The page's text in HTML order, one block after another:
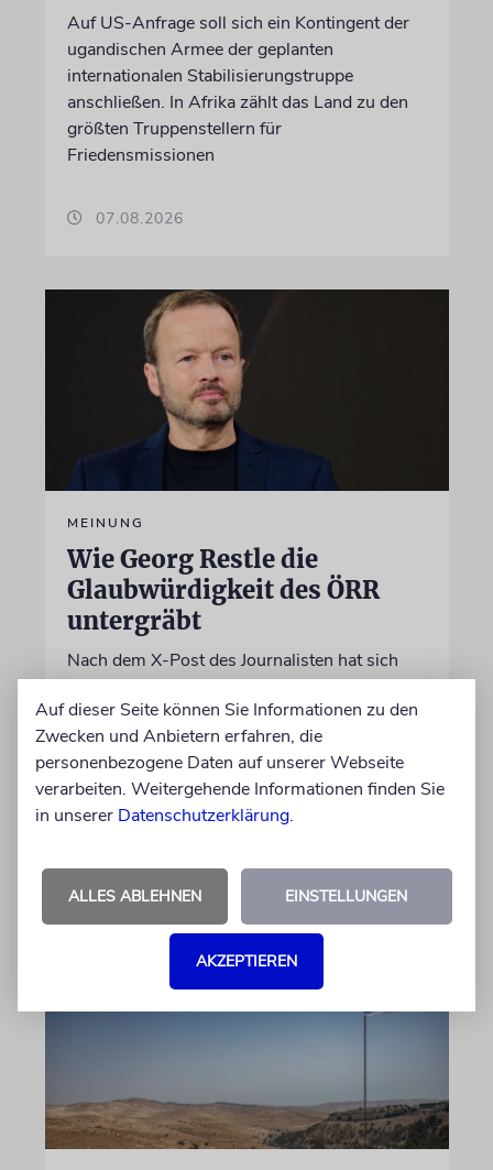
Auf US-Anfrage soll sich ein Kontingent der
ugandischen Armee der geplanten
internationalen Stabilisierungstruppe
anschließen. In Afrika zählt das Land zu den
größten Truppenstellern für
Friedensmissionen
07.08.2026
MEINUNG
Wie Georg Restle die
Glaubwürdigkeit des ÖRR
untergräbt
Nach dem X-Post des Journalisten hat sich
Felix Schotland, Vorstand der Synagogen-
Gemeinde Köln, an WDR-
Programmdirektorin Andrea Schafarczyk
gewandt. Wir dokumentieren das Schreiben
im Wortlaut
Auf dieser Seite können Sie Informationen zu den
Zwecken und Anbietern erfahren, die
personenbezogene Daten auf unserer Webseite
verarbeiten. Weitergehende Informationen finden Sie
in unserer Datenschutzerklärung.
ALLES ABLEHNEN EINSTELLUNGEN
AKZEPTIEREN